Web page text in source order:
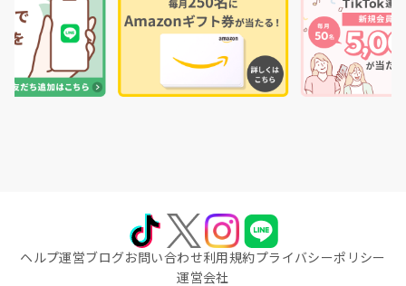
ヘルプ運営ブログお問い合わせ利用規約プライバシーポリシー
運営会社